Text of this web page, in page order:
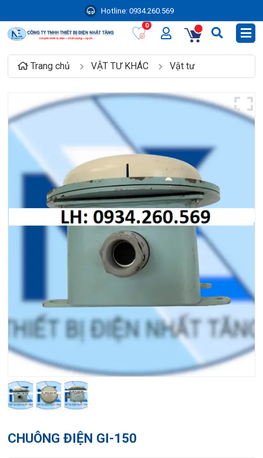
Hotline: 0934.260.569
0
Trang chủ VẬT TƯ KHÁC Vật tư
CHUÔNG ĐIỆN GI-150